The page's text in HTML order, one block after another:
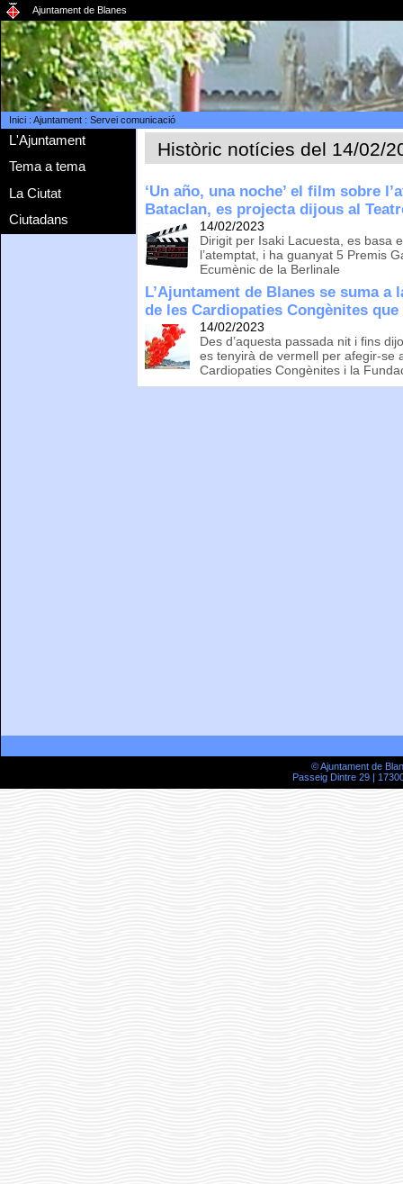
Ajuntament de Blanes
Inici: Ajuntament: Servei comunicació
L'Ajuntament
Tema a tema
La Ciutat
Ciutadans
Històric notícies del 14/02/
‘Un año, una noche’ el film sobre
Bataclan, es projecta dijous al
14/02/2023
Dirigit per Isaki Lacuesta, es basa
l’atemptat, i ha guanyat 5 Premis
Ecumènic de la Berlinale
L’Ajuntament de Blanes se suma
de les Cardiopaties Congènites
14/02/2023
Des d’aquesta passada nit i fins
es tenyirà de vermell per afegir-se
Cardiopaties Congènites i la
© Ajuntament de
Passeig Dintre 29 |